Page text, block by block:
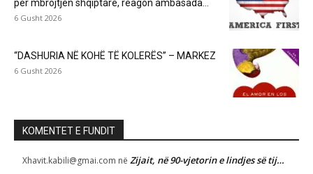
për mbrojtjen shqiptare, reagon ambasada...
6 Gusht 2026
“DASHURIA NË KOHË TË KOLERËS” – MARKEZ
6 Gusht 2026
KOMENTET E FUNDIT
Xhavit.kabili@gmai.com në Zijait, në 90-vjetorin e lindjes së tij…